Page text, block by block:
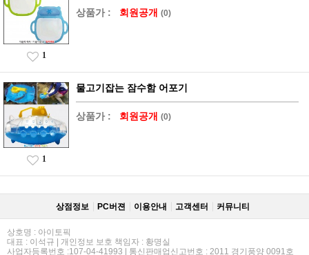
상품가 : 회원공개 (0)
1
물고기잡는 잠수함 어포기
상품가 : 회원공개 (0)
1
상점정보 PC버젼 이용안내 고객센터 커뮤니티
상호명 : 아이토픽
대표 : 이석규 | 개인정보 보호 책임자 : 황명실
사업자등록번호 :107-04-41993 | 통신판매업신고번호 : 2011 경기풍양 0091호